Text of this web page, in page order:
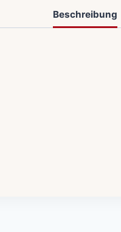
Beschreibung